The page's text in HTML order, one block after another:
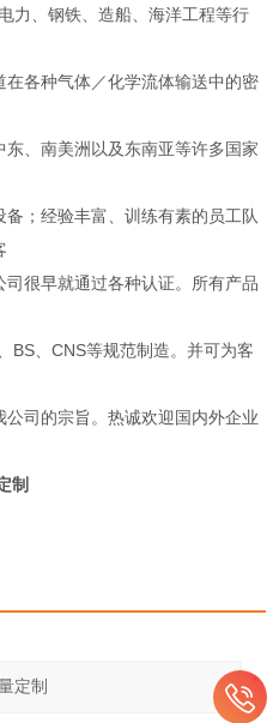
、钢铁、造船、海洋工程等行
各种气体／化学流体输送中的密
、南美洲以及东南亚等许多国家
；经验丰富、训练有素的员工队
很早就通过各种认证。所有产品
BS、CNS等规范制造。并可为客
司的宗旨。热诚欢迎国内外企业
制